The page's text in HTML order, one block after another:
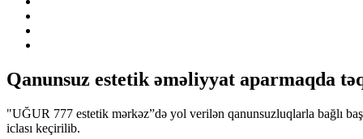
Qanunsuz estetik əməliyyat aparmaqda
"UĞUR 777 estetik mərkəz”də yol verilən qanunsuzluqlarla bağlı
iclası keçirilib.